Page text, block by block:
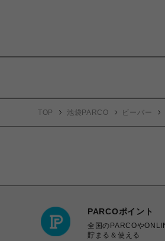
TOP 池袋PARCO ビーバー
PARCOポイント
全国のPARCOや
貯まる＆使える